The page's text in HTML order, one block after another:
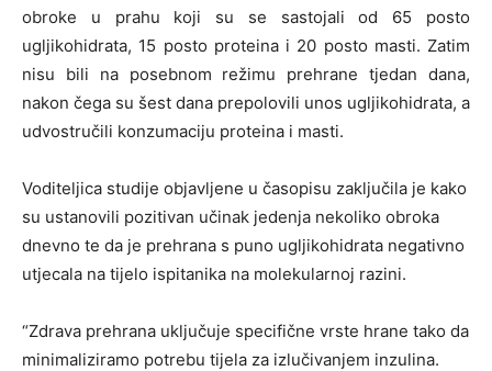
obroke u prahu koji su se sastojali od 65 posto
ugljikohidrata, 15 posto proteina i 20 posto masti. Zatim
nisu bili na posebnom režimu prehrane tjedan dana,
nakon čega su šest dana prepolovili unos ugljikohidrata, a
udvostručili konzumaciju proteina i masti.
Voditeljica studije objavljene u časopisu zaključila je kako
su ustanovili pozitivan učinak jedenja nekoliko obroka
dnevno te da je prehrana s puno ugljikohidrata negativno
utjecala na tijelo ispitanika na molekularnoj razini.
“Zdrava prehrana uključuje specifične vrste hrane tako da
minimaliziramo potrebu tijela za izlučivanjem inzulina.